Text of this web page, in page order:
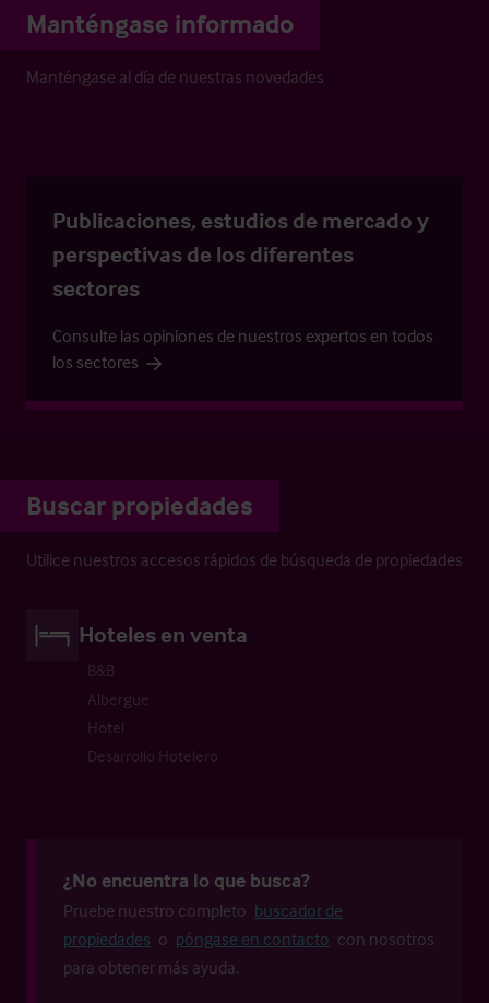
Manténgase informado
Manténgase al día de nuestras novedades
Publicaciones, estudios de mercado y
perspectivas de los diferentes
sectores
Consulte las opiniones de nuestros expertos en todos
los sectores
Buscar propiedades
Utilice nuestros accesos rápidos de búsqueda de propiedades
Hoteles en venta
B&B
Albergue
Hotel
Desarrollo Hotelero
¿No encuentra lo que busca?
Pruebe nuestro completo buscador de
propiedades o póngase en contacto con nosotros
para obtener más ayuda.